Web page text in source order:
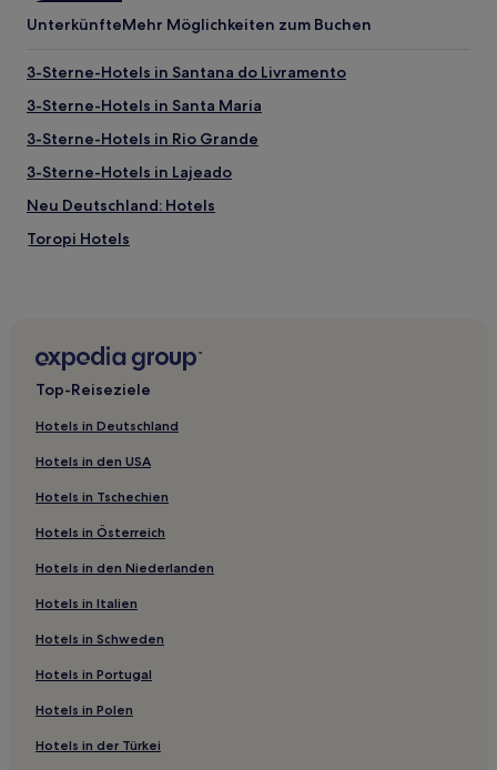
UnterkünfteMehr Möglichkeiten zum Buchen
3-Sterne-Hotels in Santana do Livramento
3-Sterne-Hotels in Santa Maria
3-Sterne-Hotels in Rio Grande
3-Sterne-Hotels in Lajeado
Neu Deutschland: Hotels
Toropi Hotels
Cachoeira do Sul Hotels
Vivenda: Hotels
Juliana: Hotels
Ferreira Hotels
Tupancireta Zentrum: Hotels
Riveira: Hotels
Alberto Grande: Hotels
Rosário do Sul Hotels
Sao Gabriel Zentrum: Hotels
Dona Francisca Hotels
Gaúcha: Hotels
Wohnsiedlung Martins: Hotels
Top-Reiseziele
Hotels in Deutschland
Hotels in den USA
Hotels in Tschechien
Hotels in Österreich
Hotels in den Niederlanden
Hotels in Italien
Hotels in Schweden
Hotels in Portugal
Hotels in Polen
Hotels in der Türkei